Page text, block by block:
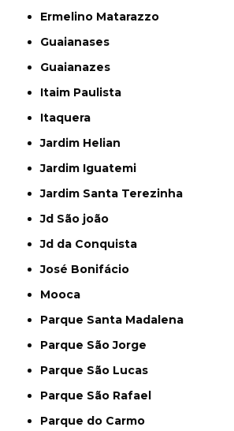
Ermelino Matarazzo
Guaianases
Guaianazes
Itaim Paulista
Itaquera
Jardim Helian
Jardim Iguatemi
Jardim Santa Terezinha
Jd São joão
Jd da Conquista
José Bonifácio
Mooca
Parque Santa Madalena
Parque São Jorge
Parque São Lucas
Parque São Rafael
Parque do Carmo